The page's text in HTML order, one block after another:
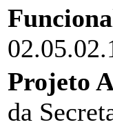
Projeto
da